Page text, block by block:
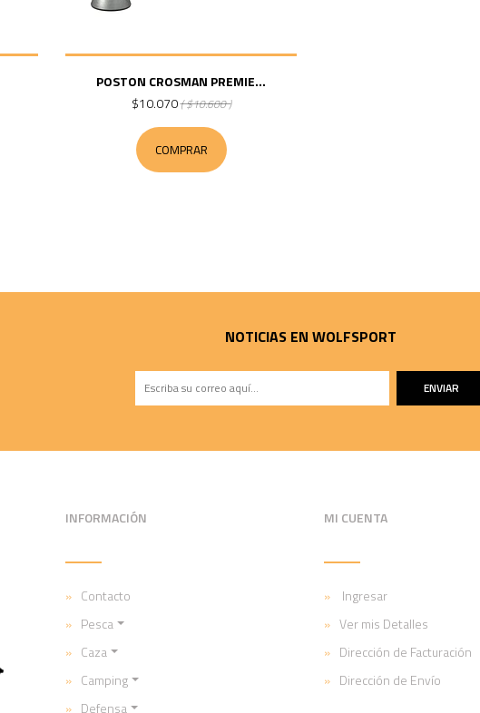
POSTON CROSMAN PREMIE...
$10.070( $10.600 )
COMPRAR
NOTICIAS EN WOLFSPORT
ENVIAR
INFORMACIÓN
Contacto
Pesca
Caza
Camping
Defensa
MI CUENTA
Ingresar
Ver mis Detalles
Dirección de Facturación
Dirección de Envío